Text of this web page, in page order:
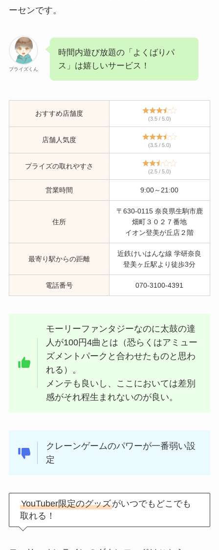
ーセンです。
プライズくん
時間内遊び放題の「よくばりパ
ス」は嬉しいサービス！
おすすめ店舗度
(3.5 / 5.0)
店舗人気度
(3.5 / 5.0)
プライズの取れやすさ
(2.5 / 5.0)
営業時間 9:00～21:00
住所
〒630-0115 奈良県生駒市鹿
畑町３０２７番地
イオン登美が丘店２階
最寄り駅からの距離
近鉄けいはんな線 学研奈良
登美ヶ丘駅より徒歩3分
電話番号 070-3100-4391
モーリーファンタジーなのに太鼓の達
人が100円4曲とは（恐らくはアミュー
ズメントパークと合わせたものと思わ
れる）。
メンテも良いし、ここにおいては差別
感がそれ程生まれないのが良い。
クレーンゲームのパワーが一番弱い設
定
YouTuber限定のグッズがいつでもどこでも
取れる！